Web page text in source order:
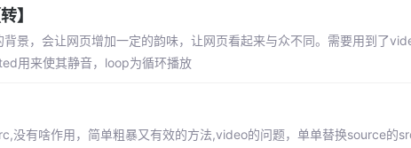
】
景，会让网页增加一定的韵味，让网页看起来与众不同。需要用到了
用来使其静音，loop为循环播放
没有啥作用，简单粗暴又有效的方法,video的问题，单单替换source的